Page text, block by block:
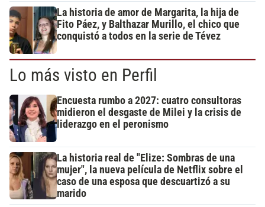
La historia de amor de Margarita, la hija de
Fito Páez, y Balthazar Murillo, el chico que
conquistó a todos en la serie de Tévez
Lo más visto en Perfil
Encuesta rumbo a 2027: cuatro consultoras
midieron el desgaste de Milei y la crisis de
liderazgo en el peronismo
La historia real de "Elize: Sombras de una
mujer", la nueva película de Netflix sobre el
caso de una esposa que descuartizó a su
marido